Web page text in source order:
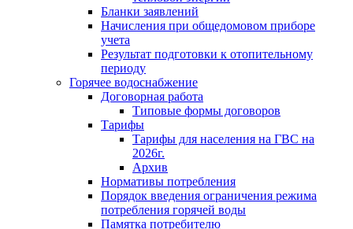
Бланки заявлений
Начисления при общедомовом приборе
учета
Результат подготовки к отопительному
периоду
Горячее водоснабжение
Договорная работа
Типовые формы договоров
Тарифы
Тарифы для населения на ГВС на
2026г.
Архив
Нормативы потребления
Порядок введения ограничения режима
потребления горячей воды
Памятка потребителю